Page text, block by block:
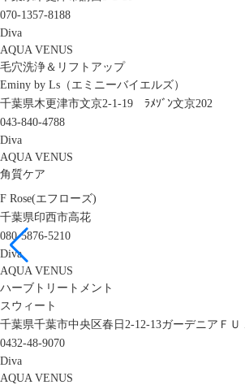
070-1357-8188
Diva
AQUA VENUS
毛穴洗浄＆リフトアップ
Eminy by Ls（エミニーバイエルズ）
千葉県木更津市文京2-1-19 ﾗﾒｿﾞﾝ文京202
043-840-4788
Diva
AQUA VENUS
角質ケア
F Rose(エフローズ)
千葉県印西市高花
080-5876-5210
Diva
AQUA VENUS
ハーブトリートメント
スウィート
千葉県千葉市中央区春日2-12-13ガーデニアＦＵ
0432-48-9070
Diva
AQUA VENUS